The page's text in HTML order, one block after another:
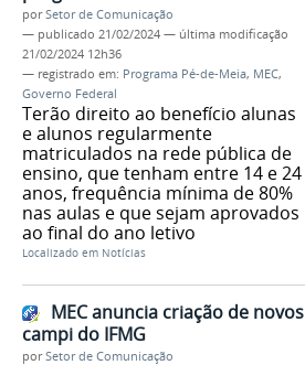
porSetor de Comunicação
— publicado 21/02/2024 — última modificação
21/02/2024 12h36
— registrado em: Programa Pé-de-Meia, MEC,
Governo Federal
Terão direito ao benefício alunas
e alunos regularmente
matriculados na rede pública de
ensino, que tenham entre 14 e 24
anos, frequência mínima de 80%
nas aulas e que sejam aprovados
ao final do ano letivo
Localizado em Notícias
MEC anuncia criação de novos
campi do IFMG
porSetor de Comunicação